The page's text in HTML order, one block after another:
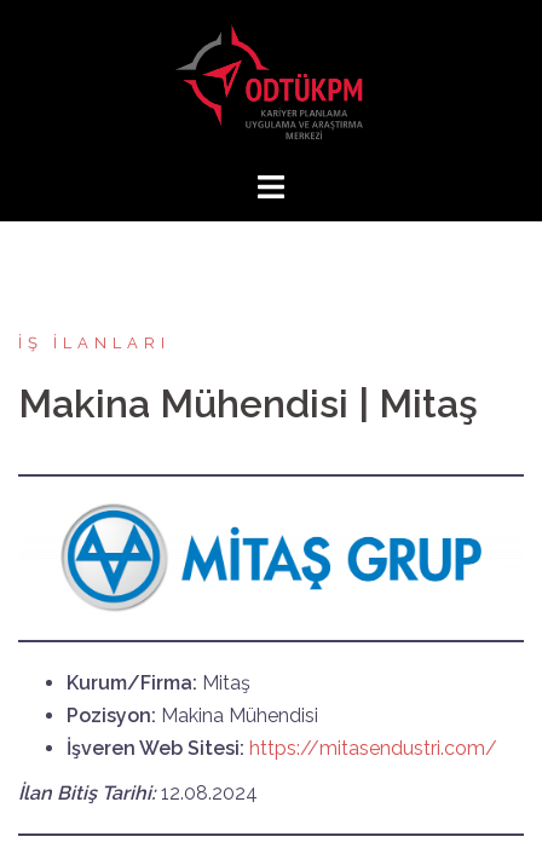
İŞ İLANLARI
Makina Mühendisi | Mitaş
Kurum/Firma: Mitaş
Pozisyon: Makina Mühendisi
İşveren Web Sitesi: https://mitasendustri.com/
İlan Bitiş Tarihi:12.08.2024